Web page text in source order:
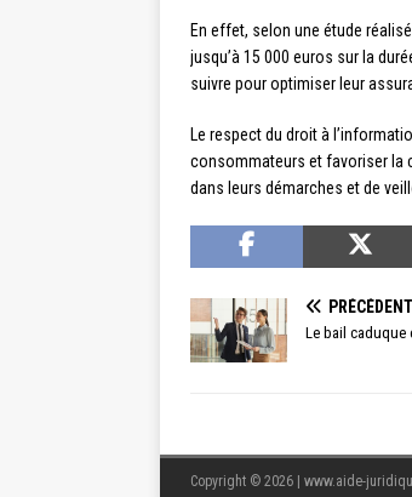
En effet, selon une étude
jusqu’à 15 000 euros sur la
suivre pour optimiser leur
Le respect du droit à
consommateurs et favoriser la
dans leurs démarches et de
PRÉCÉDENT
Le bail caduque
Copyright © 2026 | www.aide-